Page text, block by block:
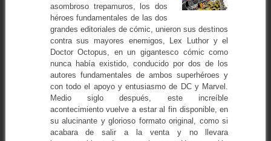
asombroso trepamuros, los dos
héroes fundamentales de las dos
grandes editoriales de cómic, unieron sus destinos
contra sus mayores enemigos, Lex Luthor y el
Doctor Octopus, en un gigantesco cómic como
nunca había existido, conducido por dos de los
autores fundamentales de ambos superhéroes y
con todo el apoyo y entusiasmo de DC y Marvel.
Medio siglo después, este increíble
acontecimiento vuelve a estar al fin disponible, en
su alucinante y glorioso formato original, como si
acabara de salir a la venta y no llevara